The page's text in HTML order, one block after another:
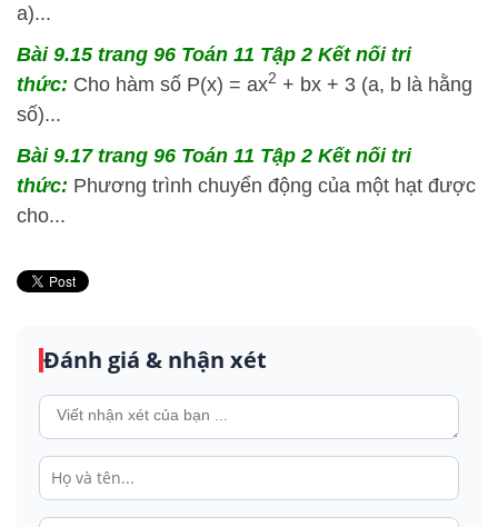
a)...
Bài 9.15 trang 96 Toán 11 Tập 2 Kết nối tri
thức: Cho hàm số P(x) = ax2 + bx + 3 (a, b là hằng
số)...
Bài 9.17 trang 96 Toán 11 Tập 2 Kết nối tri
thức: Phương trình chuyển động của một hạt được
cho...
Đánh giá & nhận xét